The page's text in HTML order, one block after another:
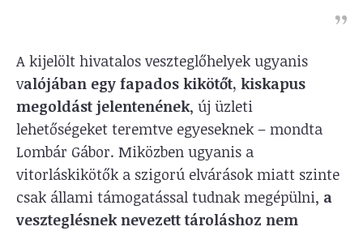
A kijelölt hivatalos veszteglőhelyek ugyanis
valójában egy fapados kikötőt, kiskapus
megoldást jelentenének, új üzleti
lehetőségeket teremtve egyeseknek – mondta
Lombár Gábor. Miközben ugyanis a
vitorláskikötők a szigorú elvárások miatt szinte
csak állami támogatással tudnak megépülni, a
veszteglésnek nevezett tároláshoz nem